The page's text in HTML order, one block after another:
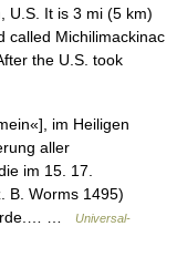
U.S. It is 3 mi (5 km)
called Michilimackinac
the U.S. took
im Heiligen
aller
im 15. 17.
B. Worms 1495)
…
Universal-